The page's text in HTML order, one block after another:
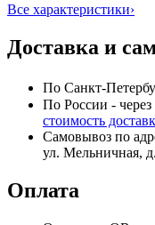
Все характеристики›
Доставка и
По Санкт-
По России -
стоимость
Самовывоз по
ул. Мельничная,
Оплата